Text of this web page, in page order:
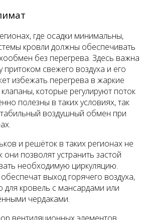
где осадки минимальны,
кровли должны обеспечивать
без перегрева. Здесь важна
свежего воздуха и его
избежать перегрева в жаркие
которые регулируют поток
полезны в таких условиях, так
воздушный обмен при
и решёток в таких регионах не
позволят устранить застой
необходимую циркуляцию.
выход горячего воздуха,
кровель с мансардами или
чердаками.